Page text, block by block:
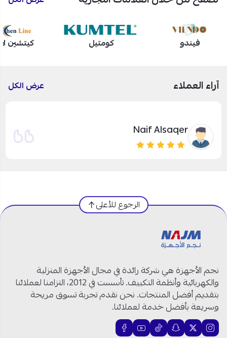
فيندو كومتيل كيتشين
آراء العملاء عرض الكل
يزيد الصواط
الرجوع للأعلى
نجم الأجهزة هي شركة رائدة في مجال الأجهزة المنزلية
والكهربائية وأنظمة التكييف. تأسست في 2012، التزامنا لعملائنا
بتقديم أفضل المنتجات. نحن نقدم تجربة تسوق مريحة
وسريعة بأفضل خدمة لعملائنا.